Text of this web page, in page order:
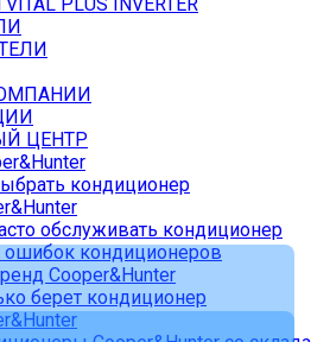
ЦЕНТР
кондиционер
обслуживать кондиционер
кондиционеров
Cooper&Hunter
берет кондиционер